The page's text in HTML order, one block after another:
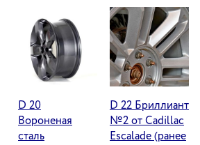
D 20
Вороненая
сталь
D 22 Бриллиант
№2 от Cadillac
Escalade (ранее